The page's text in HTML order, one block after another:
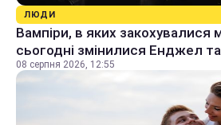
ЛЮДИ
Вампіри, в яких закохувалися
сьогодні змінилися Енджел
08 серпня 2026, 12:55